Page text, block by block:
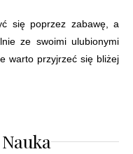
się poprzez zabawę, a
ze swoimi ulubionymi
warto przyjrzeć się bliżej
Nauka